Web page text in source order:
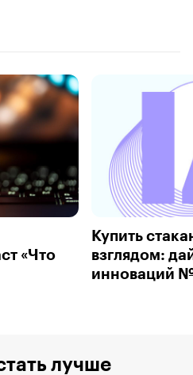
«Что
Купить
взглядом:
инноваций
лучше